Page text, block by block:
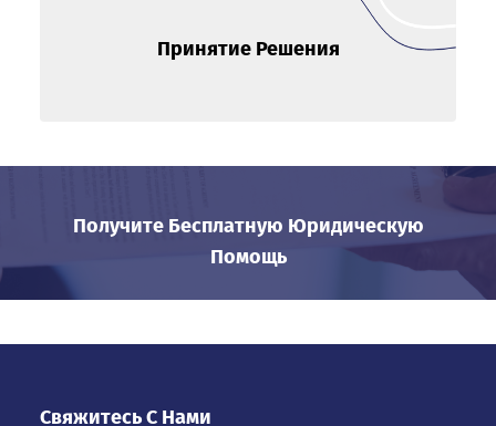
Принятие Решения
Получите Бесплатную Юридическую
Помощь
Свяжитесь С Нами